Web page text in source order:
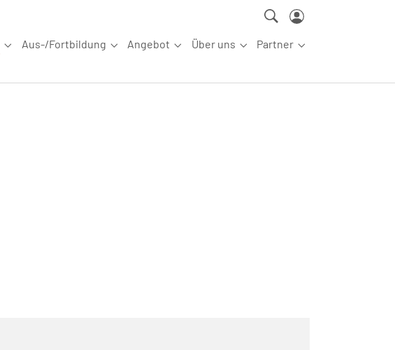
Submenu for "Wettkampfsport"
Aus-/Fortbildung
Submenu for "Aus-/Fortbildung"
Angebot
Submenu for "Angebot"
Über uns
Submenu for "Über uns"
Partner
Submenu for